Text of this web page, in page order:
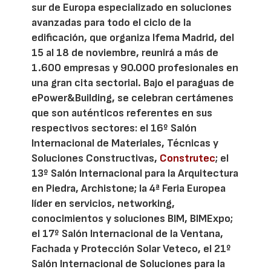
sur de Europa especializado en soluciones
avanzadas para todo el ciclo de la
edificación, que organiza Ifema Madrid, del
15 al 18 de noviembre, reunirá a más de
1.600 empresas y 90.000 profesionales en
una gran cita sectorial. Bajo el paraguas de
ePower&Building, se celebran certámenes
que son auténticos referentes en sus
respectivos sectores: el 16º Salón
Internacional de Materiales, Técnicas y
Soluciones Constructivas, Construtec; el
13º Salón Internacional para la Arquitectura
en Piedra, Archistone; la 4ª Feria Europea
líder en servicios, networking,
conocimientos y soluciones BIM, BIMExpo;
el 17º Salón Internacional de la Ventana,
Fachada y Protección Solar Veteco, el 21º
Salón Internacional de Soluciones para la